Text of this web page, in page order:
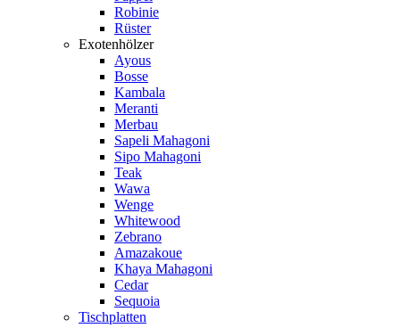
Robinie
Rüster
Exotenhölzer
Ayous
Bosse
Kambala
Meranti
Merbau
Sapeli Mahagoni
Sipo Mahagoni
Teak
Wawa
Wenge
Whitewood
Zebrano
Amazakoue
Khaya Mahagoni
Cedar
Sequoia
Tischplatten